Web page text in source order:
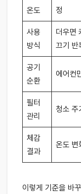
온도
정
사용
방식
더우면
끄기 반
공기
순환
에어컨
필터
관리
청소 주
체감
결과
온도 변
이렇게 기준을 바